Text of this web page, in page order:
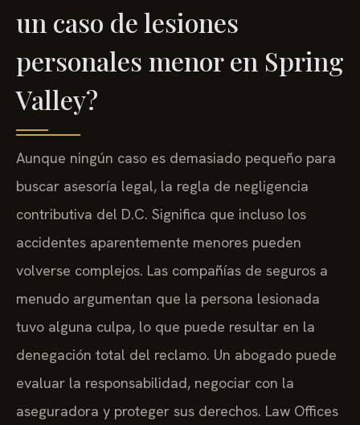
un caso de lesiones
personales menor en Spring
Valley?
Aunque ningún caso es demasiado pequeño para
buscar asesoría legal, la regla de negligencia
contributiva del D.C. Significa que incluso los
accidentes aparentemente menores pueden
volverse complejos. Las compañías de seguros a
menudo argumentan que la persona lesionada
tuvo alguna culpa, lo que puede resultar en la
denegación total del reclamo. Un abogado puede
evaluar la responsabilidad, negociar con la
aseguradora y proteger sus derechos. Law Offices